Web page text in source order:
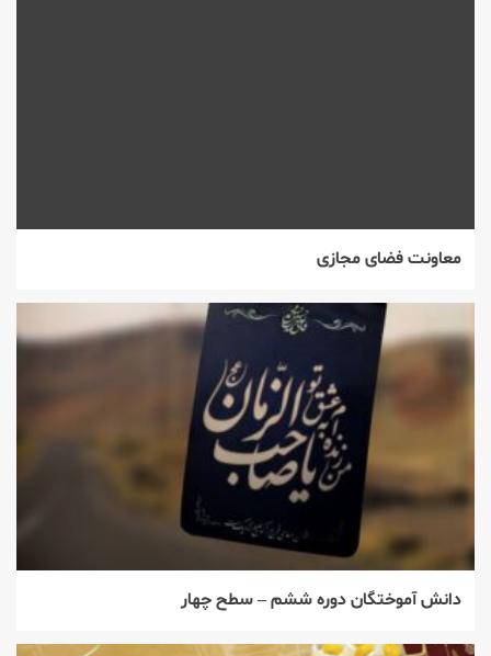
معاونت فضای مجازی
دانش آموختگان دوره ششم – سطح چهار